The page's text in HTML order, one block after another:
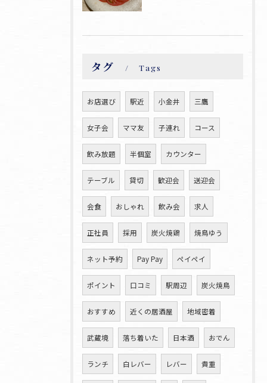
タグ Tags
お店選び 駅近 小金井 三鷹
女子会 ママ友 子連れ コース
飲み放題 半個室 カウンター
テーブル 貸切 歓迎会 送迎会
会食 おしゃれ 飲み会 求人
正社員 採用 炭火焼鶏 焼鳥ゆう
ネット予約 Pay Pay ペイペイ
ポイント 口コミ 駅周辺 炭火焼鳥
おすすめ 近くの居酒屋 地域密着
武蔵境 落ち着いた 日本酒 おでん
ランチ 白レバー レバー 貴重